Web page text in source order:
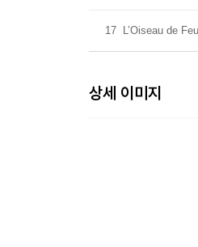
17 L’Oiseau de
상세 이미지